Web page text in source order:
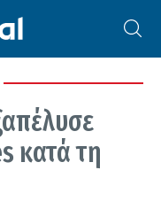
κατά τη